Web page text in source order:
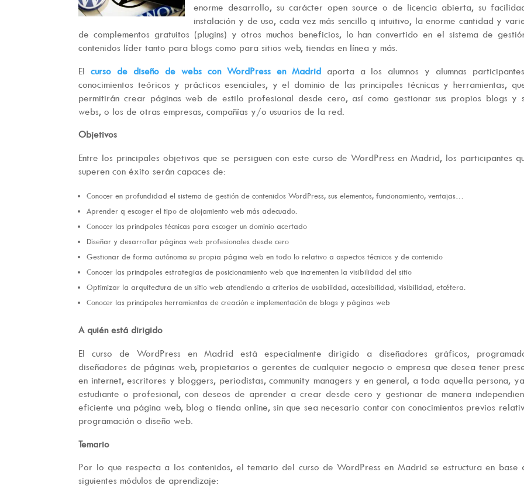
enorme desarrollo, su carácter open source o de licencia abierta, su
instalación y de uso, cada vez más sencillo q intuitivo, la enorme cantidad y
de complementos gratuitos (plugins) y otros muchos beneficios, lo han convertido en el sistema de
contenidos líder tanto para blogs como para sitios web, tiendas en línea y más.
Elcurso de diseño de webs con WordPress en Madridaporta a los alumnos y alumnas
conocimientos teóricos y prácticos esenciales, y el dominio de las principales técnicas y herramientas,
permitirán crear páginas web de estilo profesional desde cero, así como gestionar sus propios blogs y
webs, o los de otras empresas, compañías y/o usuarios de la red.
Objetivos
Entre los principales objetivos que se persiguen con este curso de WordPress en Madrid, los participantes
superen con éxito serán capaces de:
Conocer en profundidad el sistema de gestión de contenidos WordPress, sus elementos, funcionamiento, ventajas…
Aprender q escoger el tipo de alojamiento web más adecuado.
Conocer las principales técnicas para escoger un dominio acertado
Diseñar y desarrollar páginas web profesionales desde cero
Gestionar de forma autónoma su propia página web en todo lo relativo a aspectos técnicos y de contenido
Conocer las principales estrategias de posicionamiento web que incrementen la visibilidad del sitio
Optimizar la arquitectura de un sitio web atendiendo a criterios de usabilidad, accesibilidad, visibilidad, etcétera.
Conocer las principales herramientas de creación e implementación de blogs y páginas web
A quién está dirigido
El curso de WordPress en Madrid está especialmente dirigido a diseñadores gráficos,
diseñadores de páginas web, propietarios o gerentes de cualquier negocio o empresa que desea tener
en internet, escritores y bloggers, periodistas, community managers y en general, a toda aquella persona,
estudiante o profesional, con deseos de aprender a crear desde cero y gestionar de manera
eficiente una página web, blog o tienda online, sin que sea necesario contar con conocimientos previos
programación o diseño web.
Temario
Por lo que respecta a los contenidos, el temario del curso de WordPress en Madrid se estructura en base
siguientes módulos de aprendizaje: